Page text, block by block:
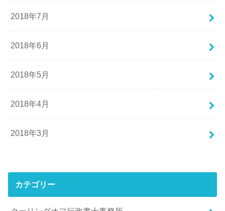
2018年7月
2018年6月
2018年5月
2018年4月
2018年3月
カテゴリー